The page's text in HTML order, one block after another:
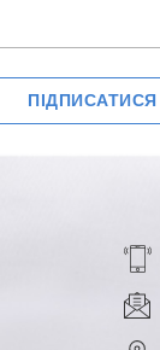
ПІДПИСАТИСЯ